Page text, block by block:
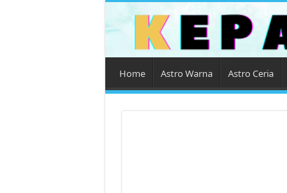
Home Astro Warna Astro Ceria